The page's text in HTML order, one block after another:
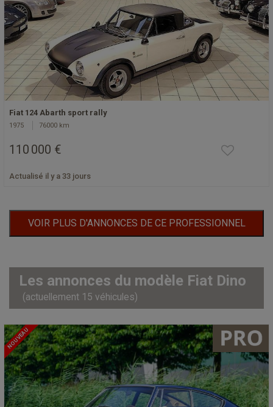
Fiat 124 Abarth sport rally
1975 76000 km
110 000 €
Actualisé il y a 33 jours
VOIR PLUS D'ANNONCES DE CE PROFESSIONNEL
Les annonces du modèle Fiat Dino
(actuellement 15 véhicules)
NOUVEAU